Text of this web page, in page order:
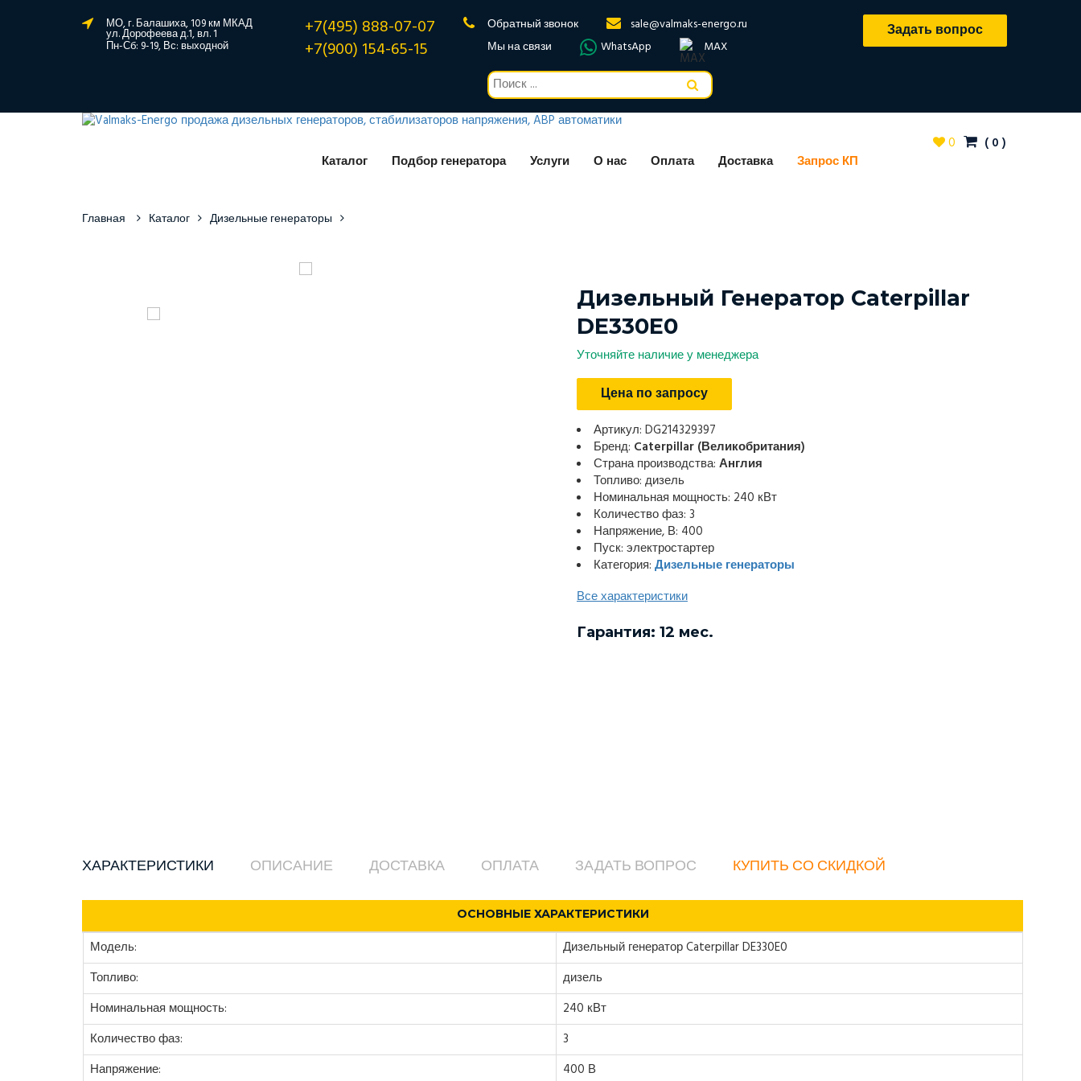
МО, г. Балашиха, 109 км МКАД
ул. Дорофеева д.1, вл. 1
Пн-Сб: 9-19, Вс: выходной
+7(495) 888-07-07
+7(900) 154-65-15
Обратный звонок
sale@valmaks-energo.ru
Мы на связи
WhatsApp MAX
Задать вопрос
Каталог Подбор генератора Услуги О нас Оплата Доставка Запрос КП
0 ( 0)
Главная Каталог Дизельные генераторы
Дизельный Генератор Caterpillar
DE330E0
Уточняйте наличие у менеджера
Цена по запросу
Артикул: DG214329397
Бренд: Caterpillar (Великобритания)
Страна производства: Англия
Топливо: дизель
Номинальная мощность: 240 кВт
Количество фаз: 3
Напряжение, В: 400
Пуск: электростартер
Категория: Дизельные генераторы
Все характеристики
Гарантия: 12 мес.
ХАРАКТЕРИСТИКИ ОПИСАНИЕ ДОСТАВКА ОПЛАТА ЗАДАТЬ ВОПРОС КУПИТЬ СО СКИДКОЙ
ОСНОВНЫЕ ХАРАКТЕРИСТИКИ
Модель:
Дизельный генератор Caterpillar DE330E0
Топливо:
дизель
Номинальная мощность:
240 кВт
Количество фаз:
3
Напряжение:
400 В